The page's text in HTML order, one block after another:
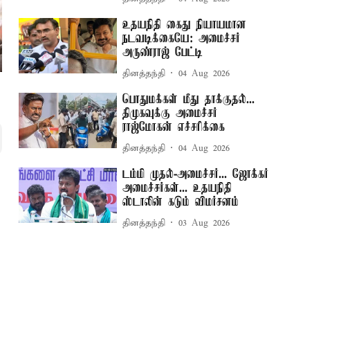
உதயநிதி கைது நியாயமான
நடவடிக்கையே: அமைச்சர்
அருண்ராஜ் பேட்டி
தினத்தந்தி 04 Aug 2026
பொதுமக்கள் மீது தாக்குதல்...
திமுகவுக்கு அமைச்சர்
ராஜ்மோகன் எச்சரிக்கை
தினத்தந்தி 04 Aug 2026
டம்மி முதல்-அமைச்சர்... ஜோக்கர்
அமைச்சர்கள்... உதயநிதி
ஸ்டாலின் கடும் விமர்சனம்
தினத்தந்தி 03 Aug 2026